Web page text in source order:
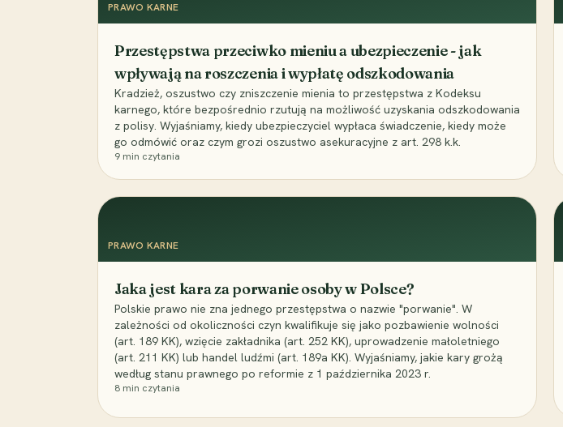
PRAWO KARNE
Przestępstwa przeciwko mieniu a ubezpieczenie - jak
wpływają na roszczenia i wypłatę odszkodowania
Kradzież, oszustwo czy zniszczenie mienia to przestępstwa z Kodeksu
karnego, które bezpośrednio rzutują na możliwość uzyskania odszkodowania
z polisy. Wyjaśniamy, kiedy ubezpieczyciel wypłaca świadczenie, kiedy może
go odmówić oraz czym grozi oszustwo asekuracyjne z art. 298 k.k.
9 min czytania
PRAWO KARNE
Jaka jest kara za porwanie osoby w Polsce?
Polskie prawo nie zna jednego przestępstwa o nazwie "porwanie". W
zależności od okoliczności czyn kwalifikuje się jako pozbawienie wolności
(art. 189 KK), wzięcie zakładnika (art. 252 KK), uprowadzenie małoletniego
(art. 211 KK) lub handel ludźmi (art. 189a KK). Wyjaśniamy, jakie kary grożą
według stanu prawnego po reformie z 1 października 2023 r.
8 min czytania